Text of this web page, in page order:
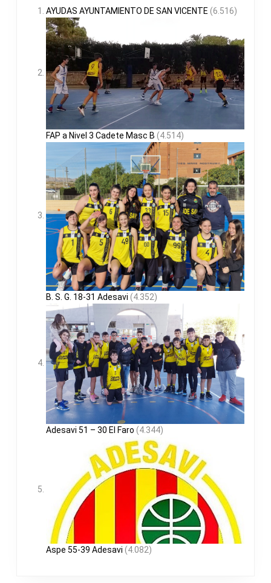
AYUDAS AYUNTAMIENTO DE SAN VICENTE (6.516)
FAP a Nivel 3 Cadete Masc B (4.514)
B. S. G. 18-31 Adesavi (4.352)
Adesavi 51 – 30 El Faro (4.344)
Aspe 55-39 Adesavi (4.082)